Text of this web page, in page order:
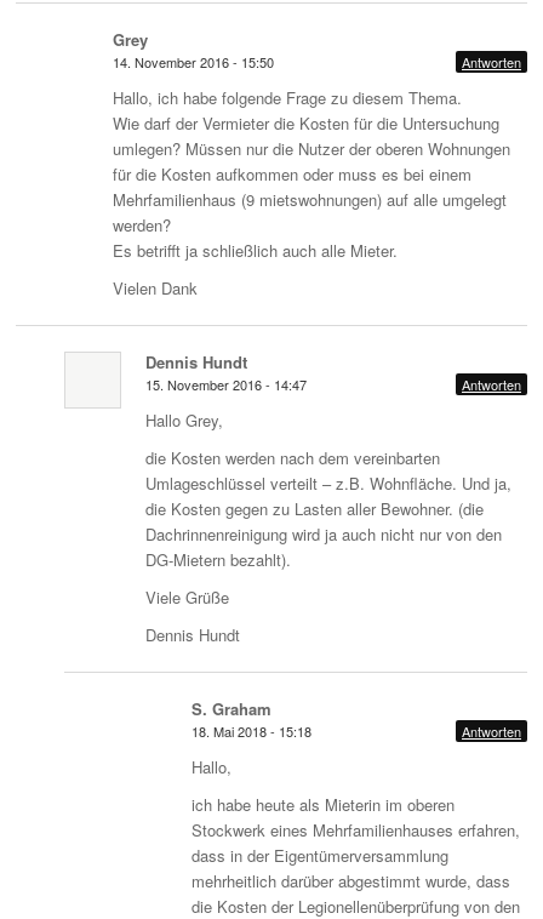
Grey
14. November 2016 - 15:50 Antworten
Hallo, ich habe folgende Frage zu diesem Thema.
Wie darf der Vermieter die Kosten für die Untersuchung
umlegen? Müssen nur die Nutzer der oberen Wohnungen
für die Kosten aufkommen oder muss es bei einem
Mehrfamilienhaus (9 mietswohnungen) auf alle umgelegt
werden?
Es betrifft ja schließlich auch alle Mieter.
Vielen Dank
Dennis Hundt
15. November 2016 - 14:47 Antworten
Hallo Grey,
die Kosten werden nach dem vereinbarten
Umlageschlüssel verteilt – z.B. Wohnfläche. Und ja,
die Kosten gegen zu Lasten aller Bewohner. (die
Dachrinnenreinigung wird ja auch nicht nur von den
DG-Mietern bezahlt).
Viele Grüße
Dennis Hundt
S. Graham
18. Mai 2018 - 15:18 Antworten
Hallo,
ich habe heute als Mieterin im oberen
Stockwerk eines Mehrfamilienhauses erfahren,
dass in der Eigentümerversammlung
mehrheitlich darüber abgestimmt wurde, dass
die Kosten der Legionellenüberprüfung von den